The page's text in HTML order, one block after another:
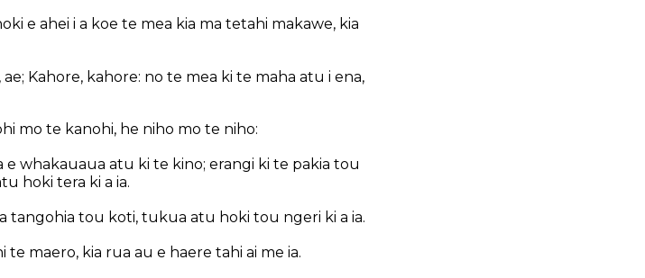
e ahei i a koe te mea kia ma tetahi makawe, kia
Kahore, kahore: no te mea ki te maha atu i ena,
mo te kanohi, he niho mo te niho:
whakauaua atu ki te kino; erangi ki te pakia tou
hoki tera ki a ia.
tangohia tou koti, tukua atu hoki tou ngeri ki a ia.
maero, kia rua au e haere tahi ai me ia.